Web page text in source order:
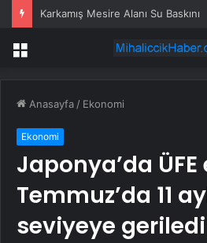
Karkamış Mesire Alanı Su Baskını
Menü
Anasayfa / Ekonomi
Ekonomi
Japonya’da
Temmuz’da 11
seviyeye geriledi